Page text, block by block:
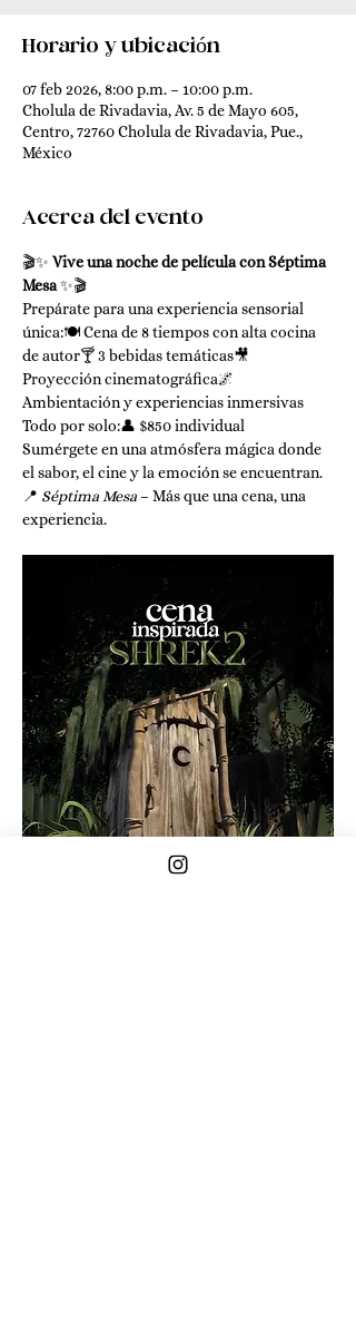
Horario y ubicación
07 feb 2026, 8:00 p.m. – 10:00 p.m.
Cholula de Rivadavia, Av. 5 de Mayo 605,
Centro, 72760 Cholula de Rivadavia, Pue.,
México
Acerca del evento
🎬✨ Vive una noche de película con Séptima
Mesa ✨🎬
Prepárate para una experiencia sensorial
única:🍽️ Cena de 8 tiempos con alta cocina
de autor🍸 3 bebidas temáticas🎥
Proyección cinematográfica🌌
Ambientación y experiencias inmersivas
Todo por solo:👤 $850 individual
Sumérgete en una atmósfera mágica donde
el sabor, el cine y la emoción se encuentran.
📍 Séptima Mesa – Más que una cena, una
experiencia.